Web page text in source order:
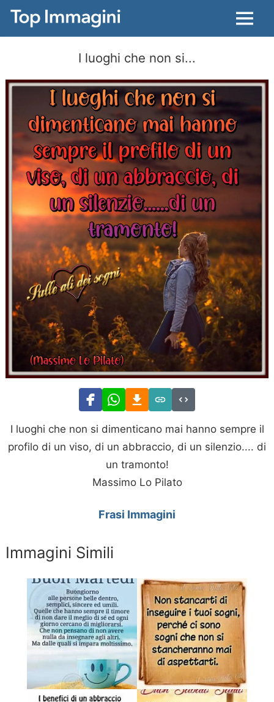
Menu
I luoghi che non si...
I luoghi che non si dimenticano mai hanno sempre il
profilo di un viso, di un abbraccio, di un silenzio.... di
un tramonto!
Massimo Lo Pilato
Frasi Immagini
Immagini Simili